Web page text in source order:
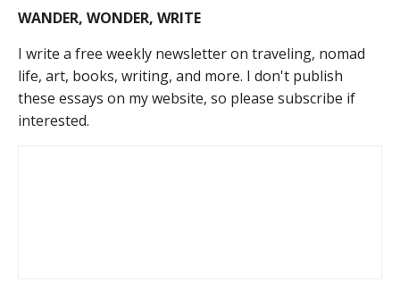
WANDER, WONDER, WRITE
I write a free weekly newsletter on traveling, nomad
life, art, books, writing, and more. I don't publish
these essays on my website, so please subscribe if
interested.